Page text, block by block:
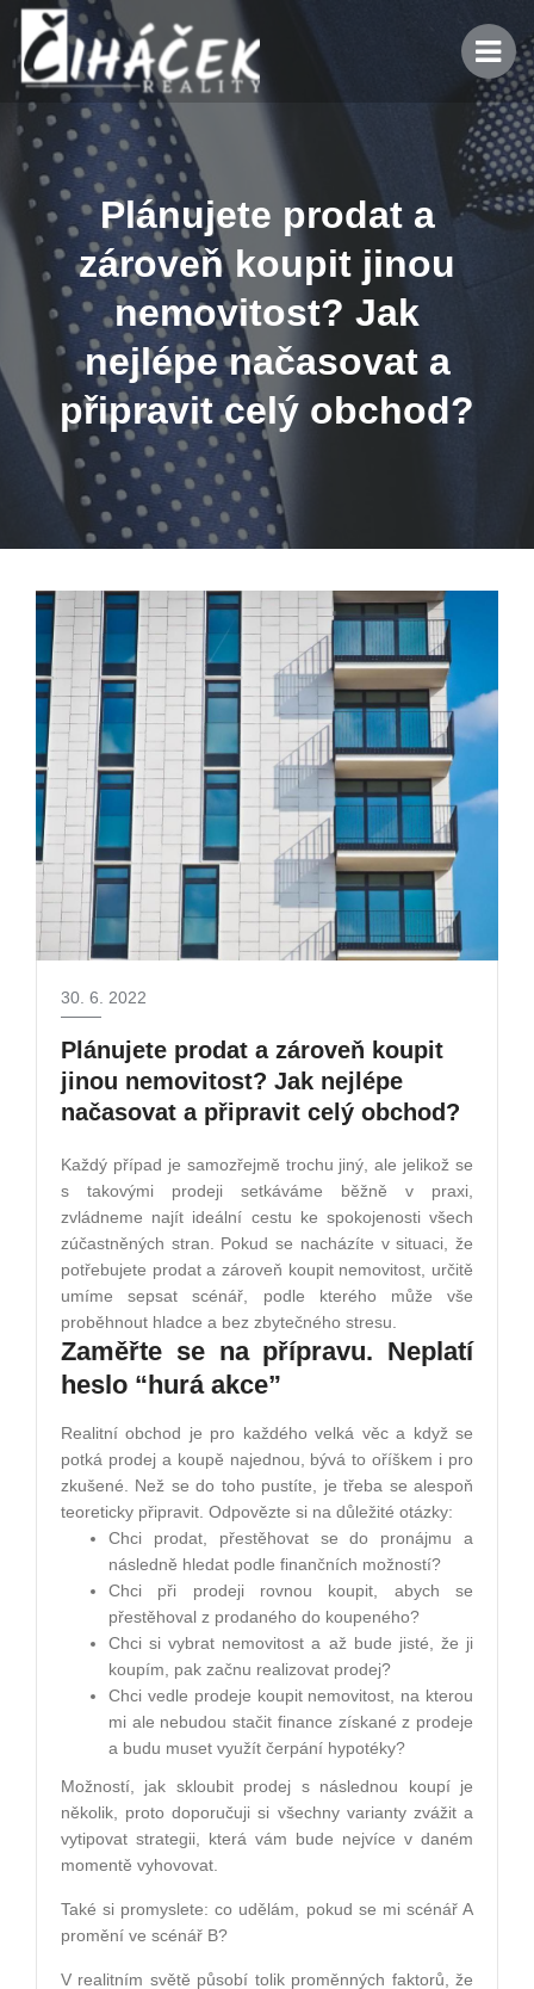
Plánujete prodat a
zároveň koupit jinou
nemovitost? Jak
nejlépe načasovat a
připravit celý obchod?
30. 6. 2022
Plánujete prodat a zároveň koupit
jinou nemovitost? Jak nejlépe
načasovat a připravit celý obchod?
Každý případ je samozřejmě trochu jiný, ale jelikož se
s takovými prodeji setkáváme běžně v praxi,
zvládneme najít ideální cestu ke spokojenosti všech
zúčastněných stran. Pokud se nacházíte v situaci, že
potřebujete prodat a zároveň koupit nemovitost, určitě
umíme sepsat scénář, podle kterého může vše
proběhnout hladce a bez zbytečného stresu.
Zaměřte se na přípravu. Neplatí
heslo “hurá akce”
Realitní obchod je pro každého velká věc a když se
potká prodej a koupě najednou, bývá to oříškem i pro
zkušené. Než se do toho pustíte, je třeba se alespoň
teoreticky připravit. Odpovězte si na důležité otázky:
Chci prodat, přestěhovat se do pronájmu a
následně hledat podle finančních možností?
Chci při prodeji rovnou koupit, abych se
přestěhoval z prodaného do koupeného?
Chci si vybrat nemovitost a až bude jisté, že ji
koupím, pak začnu realizovat prodej?
Chci vedle prodeje koupit nemovitost, na kterou
mi ale nebudou stačit finance získané z prodeje
a budu muset využít čerpání hypotéky?
Možností, jak skloubit prodej s následnou koupí je
několik, proto doporučuji si všechny varianty zvážit a
vytipovat strategii, která vám bude nejvíce v daném
momentě vyhovovat.
Také si promyslete: co udělám, pokud se mi scénář A
promění ve scénář B?
V realitním světě působí tolik proměnných faktorů, že